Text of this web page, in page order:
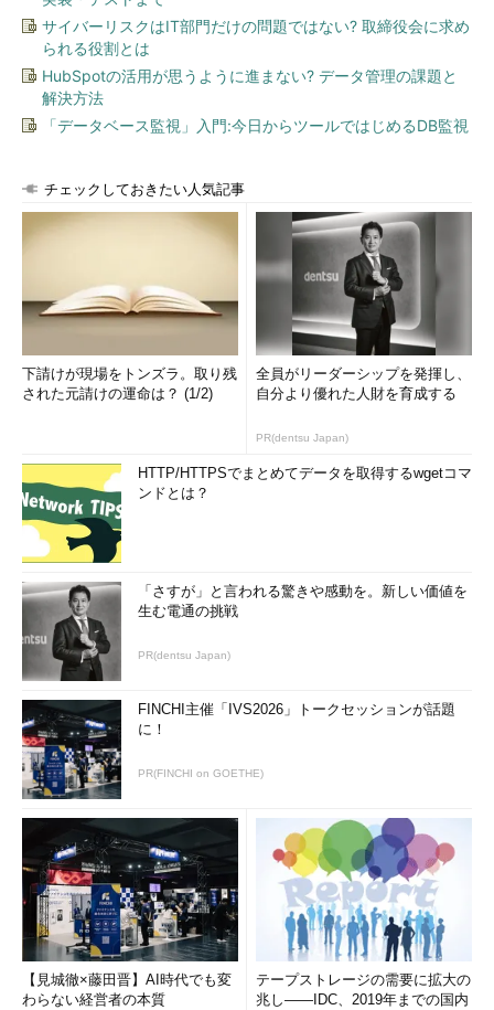
サイバーリスクはIT部門だけの問題ではない? 取締役会に求め
られる役割とは
HubSpotの活用が思うように進まない? データ管理の課題と
解決方法
「データベース監視」入門:今日からツールではじめるDB監視
チェックしておきたい人気記事
下請けが現場をトンズラ。取り残
された元請けの運命は？ (1/2)
全員がリーダーシップを発揮し、
自分より優れた人財を育成する
PR(dentsu Japan)
HTTP/HTTPSでまとめてデータを取得するwgetコマ
ンドとは？
「さすが」と言われる驚きや感動を。新しい価値を
生む電通の挑戦
PR(dentsu Japan)
FINCHI主催「IVS2026」トークセッションが話題
に！
PR(FINCHI on GOETHE)
【見城徹×藤田晋】AI時代でも変
わらない経営者の本質
テープストレージの需要に拡大の
兆し――IDC、2019年までの国内